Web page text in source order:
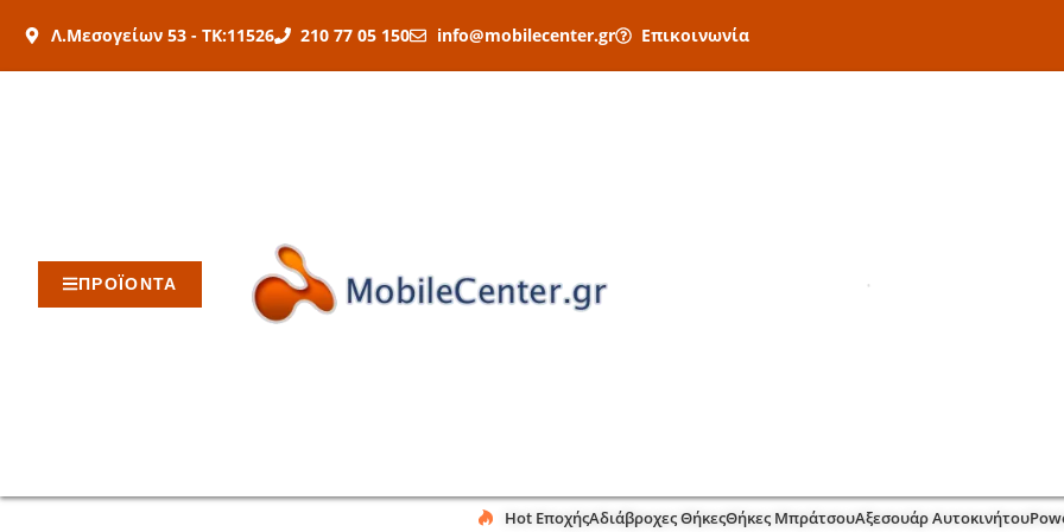
στο
Λ.Μεσογείων 53 - ΤΚ:11526 210 77 05 150 info@mobilecenter.gr Επικοινωνία
ΠΡΟΪΟΝΤΑ
Hot ΕποχήςΑδιάβροχες ΘήκεςΘήκες ΜπράτσουΑξεσουάρ Αυτοκινήτου